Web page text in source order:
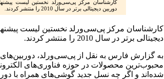
دوربین دیجیتالی برتر در سال 2010 را منتشر کردند.
دیجیتالی برتر در سال 2010 را منتشر کردند.
به گزارش فارس به نقل از پی‌سی‌ورلد، دوربین‌های
محبوب‌ترین محصولات در حوزه فناوری‌های
شده‌اند و اگر چه نسل جدید گوشی‌های همراه با